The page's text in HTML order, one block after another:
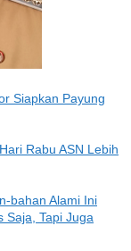
Siapkan Payung
Rabu ASN Lebih
bahan Alami Ini
Saja, Tapi Juga